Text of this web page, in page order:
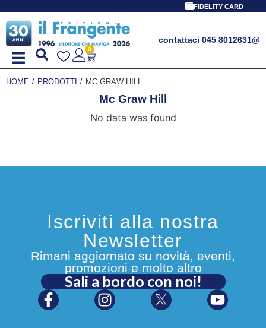
PROMO
FIDELITY CARD
contattaci 045 8012631@
0
HOME / PRODOTTI / MC GRAW HILL
Mc Graw Hill
No data was found
Iscriviti alla nostra
Newsletter
Rimani aggiornato su novità, eventi,
promozioni e molto altro
Sali a bordo con noi!